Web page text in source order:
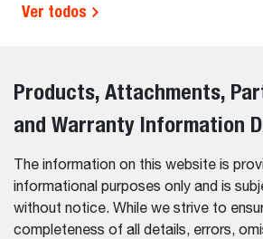
Ver todos
Products, Attachments,
and Warranty Information
The information on this website is
informational purposes only and is
without notice. While we strive to
completeness of all details, errors,